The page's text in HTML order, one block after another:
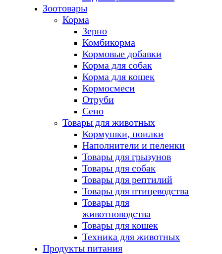
Зоотовары
Корма
Зерно
Комбикорма
Кормовые добавки
Корма для собак
Корма для кошек
Кормосмеси
Отруби
Сено
Товары для животных
Кормушки, поилки
Наполнители и пеленки
Товары для грызунов
Товары для собак
Товары для рептилий
Товары для птицеводства
Товары для
животноводства
Товары для кошек
Техника для животных
Продукты питания